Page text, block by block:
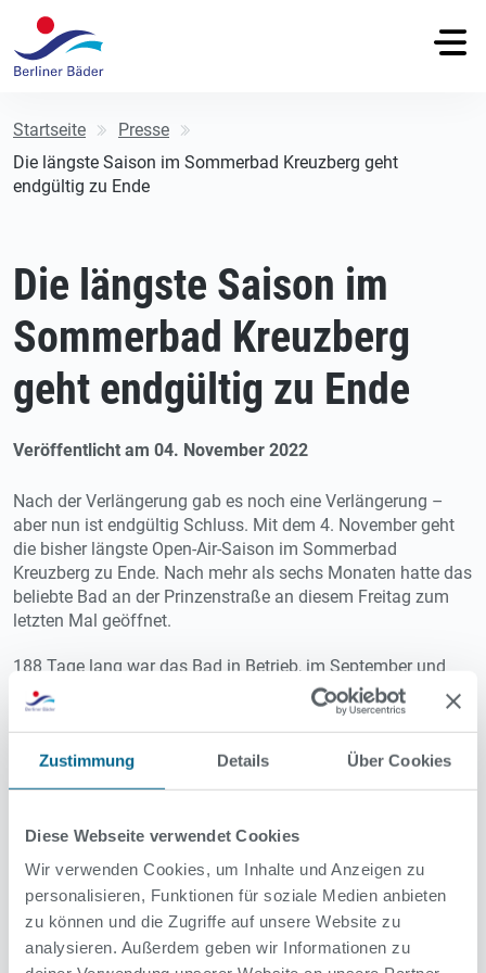
Zustimmung Details Über Cookies
Diese Webseite verwendet Cookies
Wir verwenden Cookies, um Inhalte und Anzeigen zu
personalisieren, Funktionen für soziale Medien anbieten
zu können und die Zugriffe auf unsere Website zu
analysieren. Außerdem geben wir Informationen zu
Startseite
Presse
Die längste Saison im Sommerbad Kreuzberg geht
endgültig zu Ende
Die längste Saison im
Sommerbad Kreuzberg
geht endgültig zu Ende
Veröffentlicht am 04. November 2022
Nach der Verlängerung gab es noch eine Verlängerung –
aber nun ist endgültig Schluss. Mit dem 4. November geht
die bisher längste Open-Air-Saison im Sommerbad
Kreuzberg zu Ende. Nach mehr als sechs Monaten hatte das
beliebte Bad an der Prinzenstraße an diesem Freitag zum
letzten Mal geöffnet.
188 Tage lang war das Bad in Betrieb, im September und
Oktober wurden die Becken dann nicht mehr beheizt.
Obwohl die Temperatur des Wassers stetig sank, zuletzt
waren es nur noch 14,6 Grad, erfreute sich das Angebot
großer Beliebtheit bei einer konstant bleibenden
Fangemeinde. Die Idee für die Aktion hatte das Team des
Sommersaison in der Geschichte des Bades bekam.
Zwischen dem 3. Oktober und dem 4. November kamen
insgesamt 4.541 Gäste zum Open-Air-Schwimmen. In der
letzten Woche waren es 1.016, und am letzten Tag waren es
183 – und das bei Nieselregen und zehn Grad